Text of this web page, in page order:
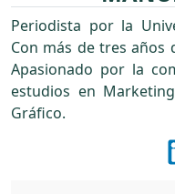
Periodista por la
Con más de tres años
Apasionado por la
estudios en
Gráfico.